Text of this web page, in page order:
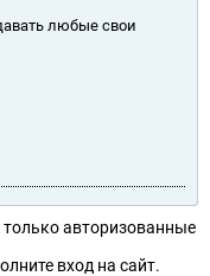
любые свои
авторизованные
вход на сайт.